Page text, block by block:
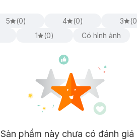
5 (0) 4 (0) 3 (0
1 (0) Có hình ảnh
Sản phẩm này chưa có đánh giá